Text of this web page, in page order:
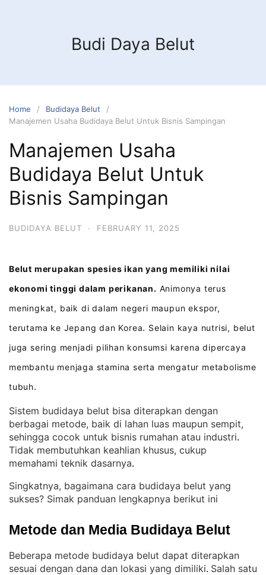
Budi Daya Belut
Home
Budidaya Belut
Manajemen Usaha Budidaya Belut Untuk Bisnis Sampingan
Manajemen Usaha
Budidaya Belut Untuk
Bisnis Sampingan
BUDIDAYA BELUT · FEBRUARY 11, 2025
Belut merupakan spesies ikan yang memiliki nilai
ekonomi tinggi dalam perikanan. Animonya terus
meningkat, baik di dalam negeri maupun ekspor,
terutama ke Jepang dan Korea. Selain kaya nutrisi, belut
juga sering menjadi pilihan konsumsi karena dipercaya
membantu menjaga stamina serta mengatur metabolisme
tubuh.
Sistem budidaya belut bisa diterapkan dengan
berbagai metode, baik di lahan luas maupun sempit,
sehingga cocok untuk bisnis rumahan atau industri
Tidak membutuhkan keahlian khusus, cukup
memahami teknik dasarnya.
Singkatnya, bagaimana cara budidaya belut yang
sukses? Simak panduan lengkapnya berikut ini
Metode dan Media Budidaya Belut
Beberapa metode budidaya belut dapat diterapkan
sesuai dengan dana dan lokasi yang dimiliki. Salah satu